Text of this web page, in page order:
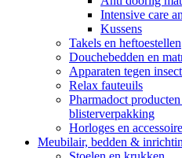
Intensive care
Kussens
Takels en heftoestellen
Douchebedden en
Apparaten tegen
Relax fauteuils
Pharmadoct
blisterverpakking
Horloges en
Meubilair, bedden &